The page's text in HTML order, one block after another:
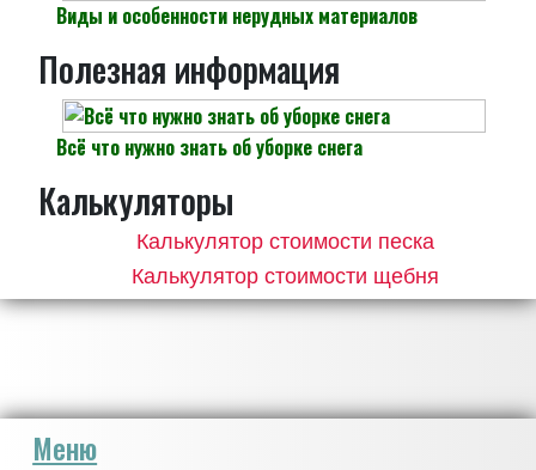
Виды и особенности нерудных материалов
Полезная информация
Всё что нужно знать об уборке снега
Калькуляторы
Калькулятор стоимости песка
Калькулятор стоимости щебня
Меню